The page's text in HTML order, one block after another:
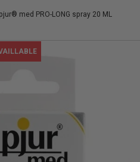
pjur® med PRO-LONG spray 20 ML